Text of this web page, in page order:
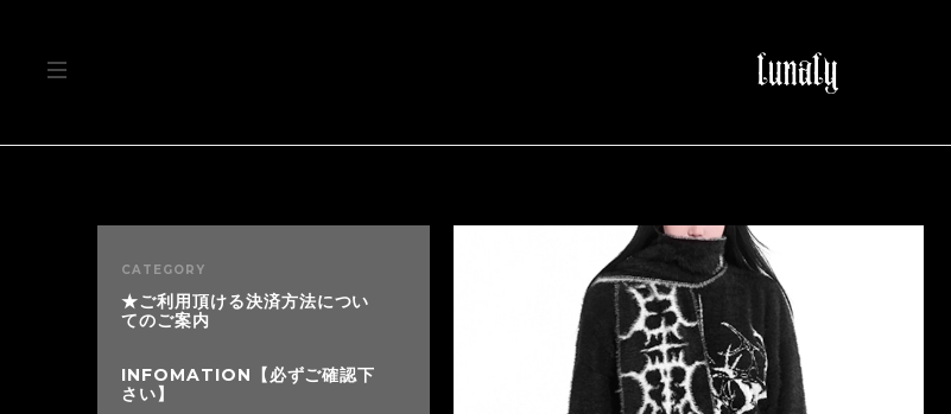
CATEGORY
★ご利用頂ける決済方法につい
てのご案内
INFOMATION【必ずご確認下
さい】